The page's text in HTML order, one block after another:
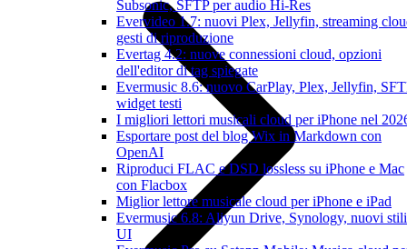
Subsonic, SFTP per audio Hi-Res
Evervideo 1.7: nuovi Plex, Jellyfin, streaming
gesti di riproduzione
Evertag 4.2: nuove connessioni cloud, opzioni
dell'editor di tag spiegate
Evermusic 8.6: nuovo CarPlay, Plex, Jellyfin,
widget testi
I migliori lettori musicali cloud per iPhone nel
Esportare post del blog Wix in Markdown con
OpenAI
Riproduci FLAC e DSD lossless su iPhone e Mac
con Flacbox
Miglior lettore musicale cloud per iPhone e iPad
Evermusic 6.8: Aliyun Drive, Synology, nuovi stili
UI